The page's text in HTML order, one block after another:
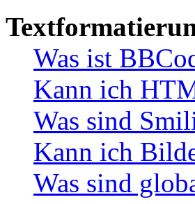
Was ist
Kann ich
Was sind
Kann ich
Was sind